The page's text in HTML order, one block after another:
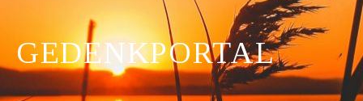
GEDENKPORTAL